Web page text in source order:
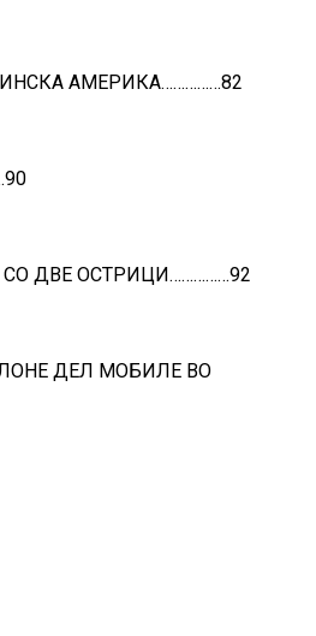
АМЕРИКА……………82
ДВЕ ОСТРИЦИ……………92
ДЕЛ МОБИЛЕ ВО